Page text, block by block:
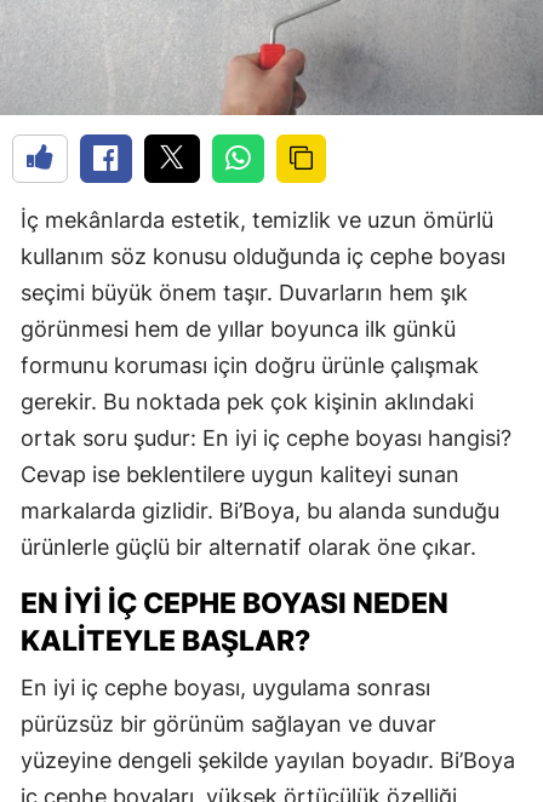
İç mekânlarda estetik, temizlik ve uzun ömürlü
kullanım söz konusu olduğunda iç cephe boyası
seçimi büyük önem taşır. Duvarların hem şık
görünmesi hem de yıllar boyunca ilk günkü
formunu koruması için doğru ürünle çalışmak
gerekir. Bu noktada pek çok kişinin aklındaki
ortak soru şudur: En iyi iç cephe boyası hangisi?
Cevap ise beklentilere uygun kaliteyi sunan
markalarda gizlidir. Bi’Boya, bu alanda sunduğu
ürünlerle güçlü bir alternatif olarak öne çıkar.
EN İYI İÇ CEPHE BOYASI NEDEN
KALITEYLE BAŞLAR?
En iyi iç cephe boyası, uygulama sonrası
pürüzsüz bir görünüm sağlayan ve duvar
yüzeyine dengeli şekilde yayılan boyadır. Bi’Boya